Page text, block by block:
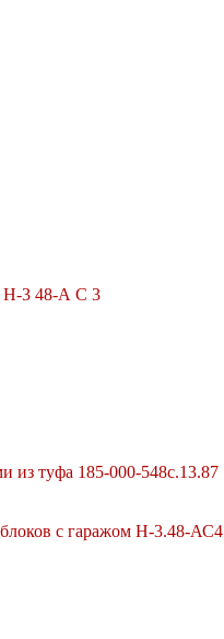
Н-3 48-А С 3
из туфа 185-000-548с.13.87
с гаражом Н-3.48-АС4